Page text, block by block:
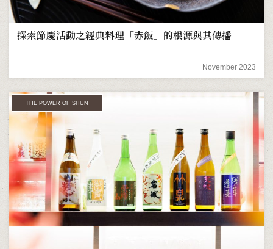
探索節慶活動之經典料理「赤飯」的根源與其傳播
November 2023
THE POWER OF SHUN